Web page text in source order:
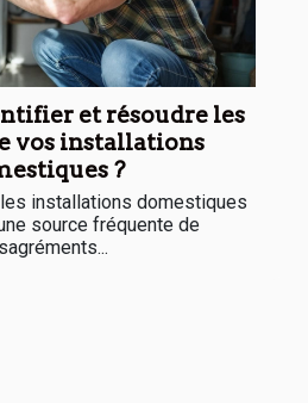
et résoudre les
vos installations
?
installations domestiques
source fréquente de